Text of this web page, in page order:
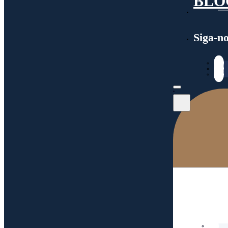
Siga-